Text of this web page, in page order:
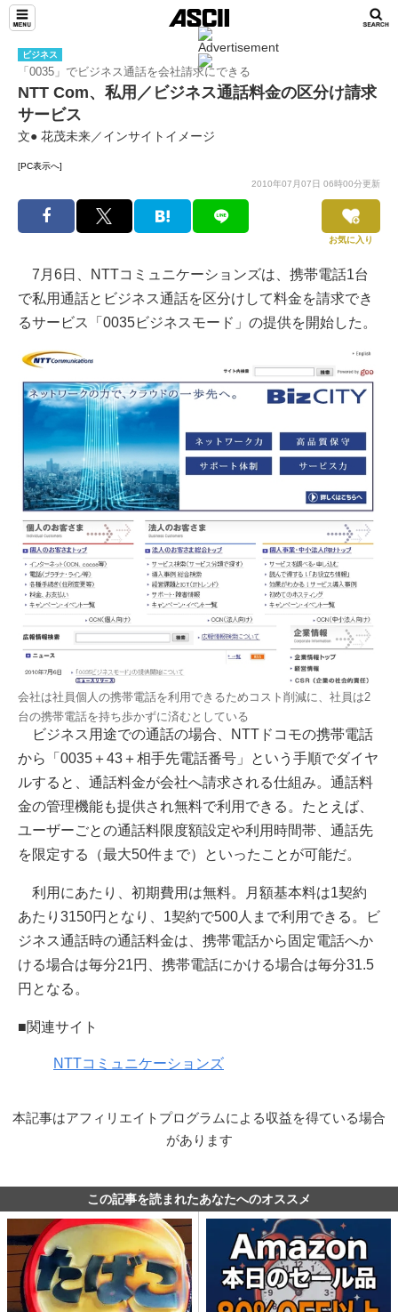
ビジネス
「0035」でビジネス通話を会社請求にできる
NTT Com、私用／ビジネス通話料金の区分け請求
サービス
文● 花茂未来／インサイトイメージ
[PC表示へ]
2010年07月07日 06時00分更新
お気に入り
7月6日、NTTコミュニケーションズは、携帯電話1台
で私用通話とビジネス通話を区分けして料金を請求でき
るサービス「0035ビジネスモード」の提供を開始した。
会社は社員個人の携帯電話を利用できるためコスト削減に、社員は2
台の携帯電話を持ち歩かずに済むとしている
ビジネス用途での通話の場合、NTTドコモの携帯電話
から「0035＋43＋相手先電話番号」という手順でダイヤ
ルすると、通話料金が会社へ請求される仕組み。通話料
金の管理機能も提供され無料で利用できる。たとえば、
ユーザーごとの通話料限度額設定や利用時間帯、通話先
を限定する（最大50件まで）といったことが可能だ。
利用にあたり、初期費用は無料。月額基本料は1契約
あたり3150円となり、1契約で500人まで利用できる。ビ
ジネス通話時の通話料金は、携帯電話から固定電話へか
ける場合は毎分21円、携帯電話にかける場合は毎分31.5
円となる。
■関連サイト
NTTコミュニケーションズ
本記事はアフィリエイトプログラムによる収益を得ている場合
があります
この記事を読まれたあなたへのオススメ